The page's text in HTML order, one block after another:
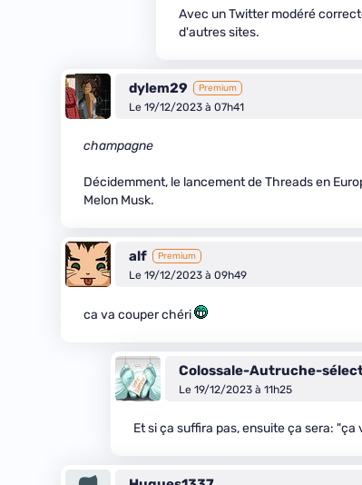
Avec un Twitter modéré
d'autres sites.
dylem29 Premium
Le 19/12/2023 à 07h41
champagne
Décidemment, le lancement de Threads en
Melon Musk.
alf Premium
Le 19/12/2023 à 09h49
ca va couper chéri
Colossale-Autruche-
Le 19/12/2023 à 11h25
Et si ça suffira pas, ensuite ça sera: